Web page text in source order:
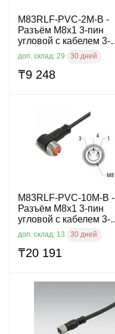
M83RLF-PVC-2M-B -
Разъём M8x1 3-пин
угловой с кабелем 3-
пров. 2 м
доп. склад: 29 30 дней
₸9 248
M83RLF-PVC-10M-B -
Разъём M8x1 3-пин
угловой с кабелем 3-
пров. 10 м
доп. склад: 13 30 дней
₸20 191